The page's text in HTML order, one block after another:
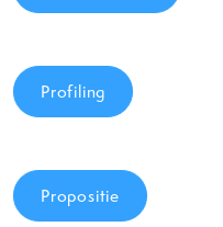
Profiling
Propositie